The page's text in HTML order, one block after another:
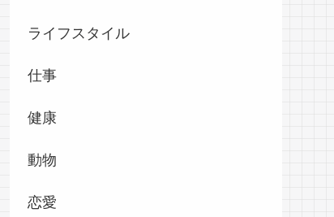
ライフスタイル
仕事
健康
動物
恋愛